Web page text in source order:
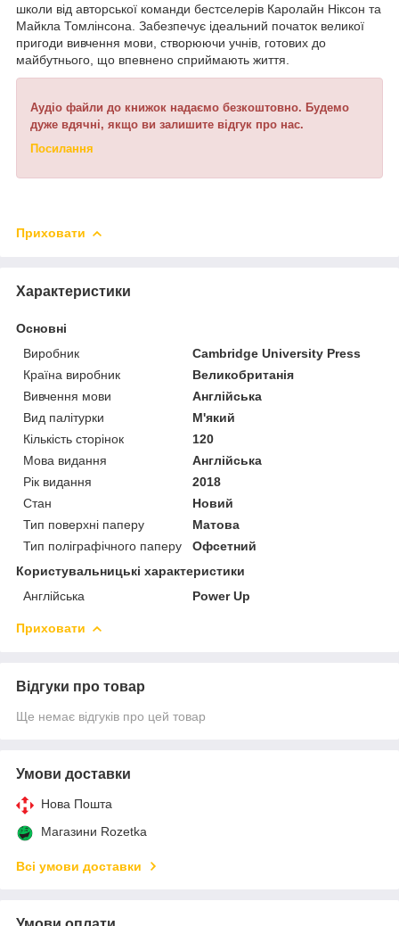
школи від авторської команди бестселерів Каролайн Ніксон та
Майкла Томлінсона. Забезпечує ідеальний початок великої
пригоди вивчення мови, створюючи учнів, готових до
майбутнього, що впевнено сприймають життя.
Аудіо файли до книжок надаємо безкоштовно. Будемо
дуже вдячні, якщо ви залишите відгук про нас.
Посилання
Приховати
Характеристики
Основні
Виробник
Cambridge University Press
Країна виробник
Великобританія
Вивчення мови
Англійська
Вид палітурки
М'який
Кількість сторінок
120
Мова видання
Англійська
Рік видання
2018
Стан
Новий
Тип поверхні паперу
Матова
Тип поліграфічного паперу
Офсетний
Користувальницькі характеристики
Англійська
Power Up
Приховати
Відгуки про товар
Ще немає відгуків про цей товар
Умови доставки
Нова Пошта
Магазини Rozetka
Всі умови доставки